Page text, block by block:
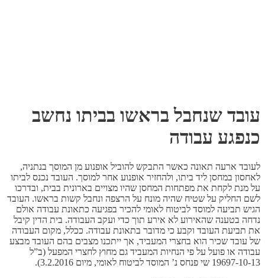
עובד שנחבל בראשו בביתו נחשב
כנפגע עבודה
לעובד ארעה תאונה כאשר התבקש להוביל אופנוע מן המוסך בנתניה,
לאחסון במחסן ליד ביתו, ולהחזיר אופנוע אחר למוסך. העובד נכנס לביתו
על מנת לקחת את מפתחות המחסן שהיו מצויים בארונית בבית, ובדרכו
לשם החליק על שטיח שהיה מונח על הרצפה ונחבל קשות בראשו. העובד
הגיש תביעה למוסד לביטוח לאומי להכיר בפגיעה כתאונת עבודה אולם
נדחה בטענה שהאירוע לא אירע תוך כדי ועקב העבודה. בית הדין קיבל
את תביעת העובד וקבע כי מדובר בתאונת עבודה. ככלל, מקום העבודה
של עובד שכיר הוא בחצרי המעביד, אך ייתכנו מצבים בהם העובד מבצע
עבודה או פועל על פי הנחיות המעביד גם מחוץ לחצרי המפעל (ב”ל
19697-10-13 שי פנחס נ’ המוסד לביטוח לאומי, מיום 3.2.2016).